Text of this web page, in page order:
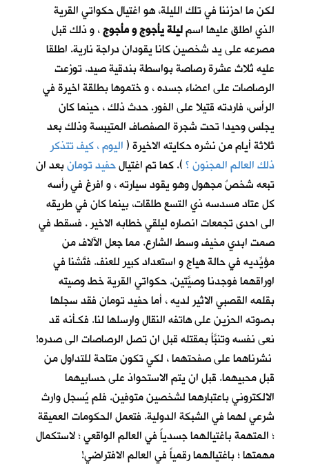
لكن ما احزننا في تلك الليلة، هو اغتيال حكواتي القرية
الذي اطلق عليها اسمليلة يأجوج و مأجوج، و ذلك قبل
مصرعه على يد شخصين كانا يقودان دراجة نارية. اطلقا
عليه ثلاث عشرة رصاصة بواسطة بندقية صيد. توزعت
الرصاصات على اعضاء جسده ، و ختموها بطلقة اخيرة في
الرأس، فاردته قتيلا على الفور. حدث ذلك ، حينما كان
يجلس وحيدا تحت شجرة الصفصاف المتيبسة وذلك بعد
ثلاثة أيام من نشره حكايته الاخيرة (اليوم ، كيف تتذكر
ذلك العالم المجنون ؟). كما تم اغتيالحفيد تومانبعد ان
تبعه شخصٌ مجهول وهو يقود سيارته ، و افرغ في رأسه
كل عتاد مسدسه ذي التسع طلقات، بينما كان في طريقه
الى احدى تجمعات انصاره ليلقي خطابه الاخير . فسقط في
صمت ابدي مخيف وسط الشارع. مما جعل الآلاف من
مؤيِّديه في حالة هياج و استعداد كبير للعنف. فتَّشنا في
اوراقهما فوجدنا وصيَّتين. حكواتي القرية خط وصيته
بقلمه القصبي الاثير لديه ، أما حفيد تومان فقد سجلها
بصوته الحزين على هاتفه النقال وارسلها لنا. فكـأنه قد
نعى نفسه وتنبَّأ بمقتله قبل ان تصل الرصاصات الى صدره!
نشرناهما على صفحتهما ، لكي تكون متاحة للتداول من
قبل محبيهما. قبل ان يتم الاستحواذ على حسابيهما
الالكتروني باعتبارهما لشخصين متوفين. فلم يُسجل وارث
شرعي لهما في الشبكة الدولية. فتعمل الحكومات العميقة
؛ المتهمة باغتيالهما جسدياً في العالم الواقعي ؛ لاستكمال
مهمتها ؛ باغتيالهما رقمياً في العالم الافتراضي!